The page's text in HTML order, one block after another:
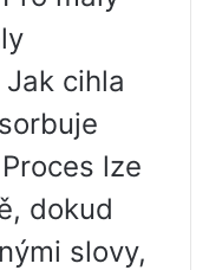
cihla
lze
dokud
slovy,